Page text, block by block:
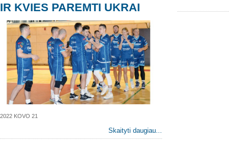
IR KVIES PAREMTI UKRAI
2022 KOVO 21
Skaityti daugiau...